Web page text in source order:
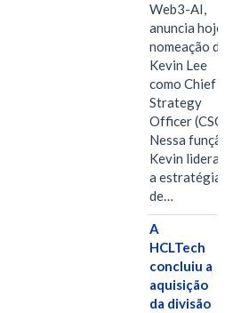
Web3-AI,
anuncia hoje a
nomeação de
Kevin Lee
como Chief
Strategy
Officer (CSO).
Nessa função,
Kevin liderará
a estratégia
de…
A
HCLTech
concluiu a
aquisição
da divisão